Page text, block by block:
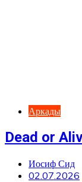
Аркады
Dead or
Иосиф Сид
02.07.2026